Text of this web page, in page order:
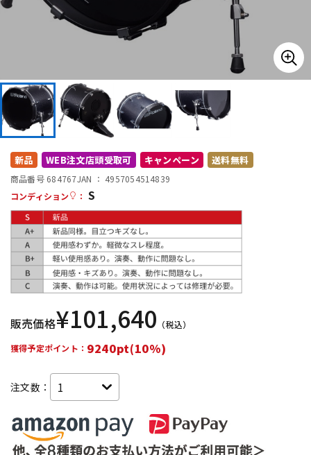
アンプ エフェクター
DTM オンライン納品 レコーディング機器
配信/ライブ機器 楽器アクセサリ
中古 ヴィンテージ
新品 WEB注文店頭受取可 キャンペーン 送料無料
商品番号 684767JAN ： 4957054514839
コンディション
： S
販売価格¥101,640 （税込）
獲得予定ポイント： 9240pt(10%)
注文数：